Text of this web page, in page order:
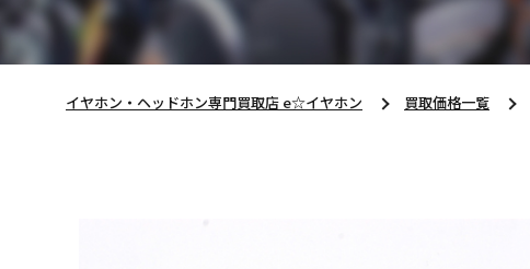
イヤホン・ヘッドホン専門買取店 e☆イヤホン 買取価格一覧